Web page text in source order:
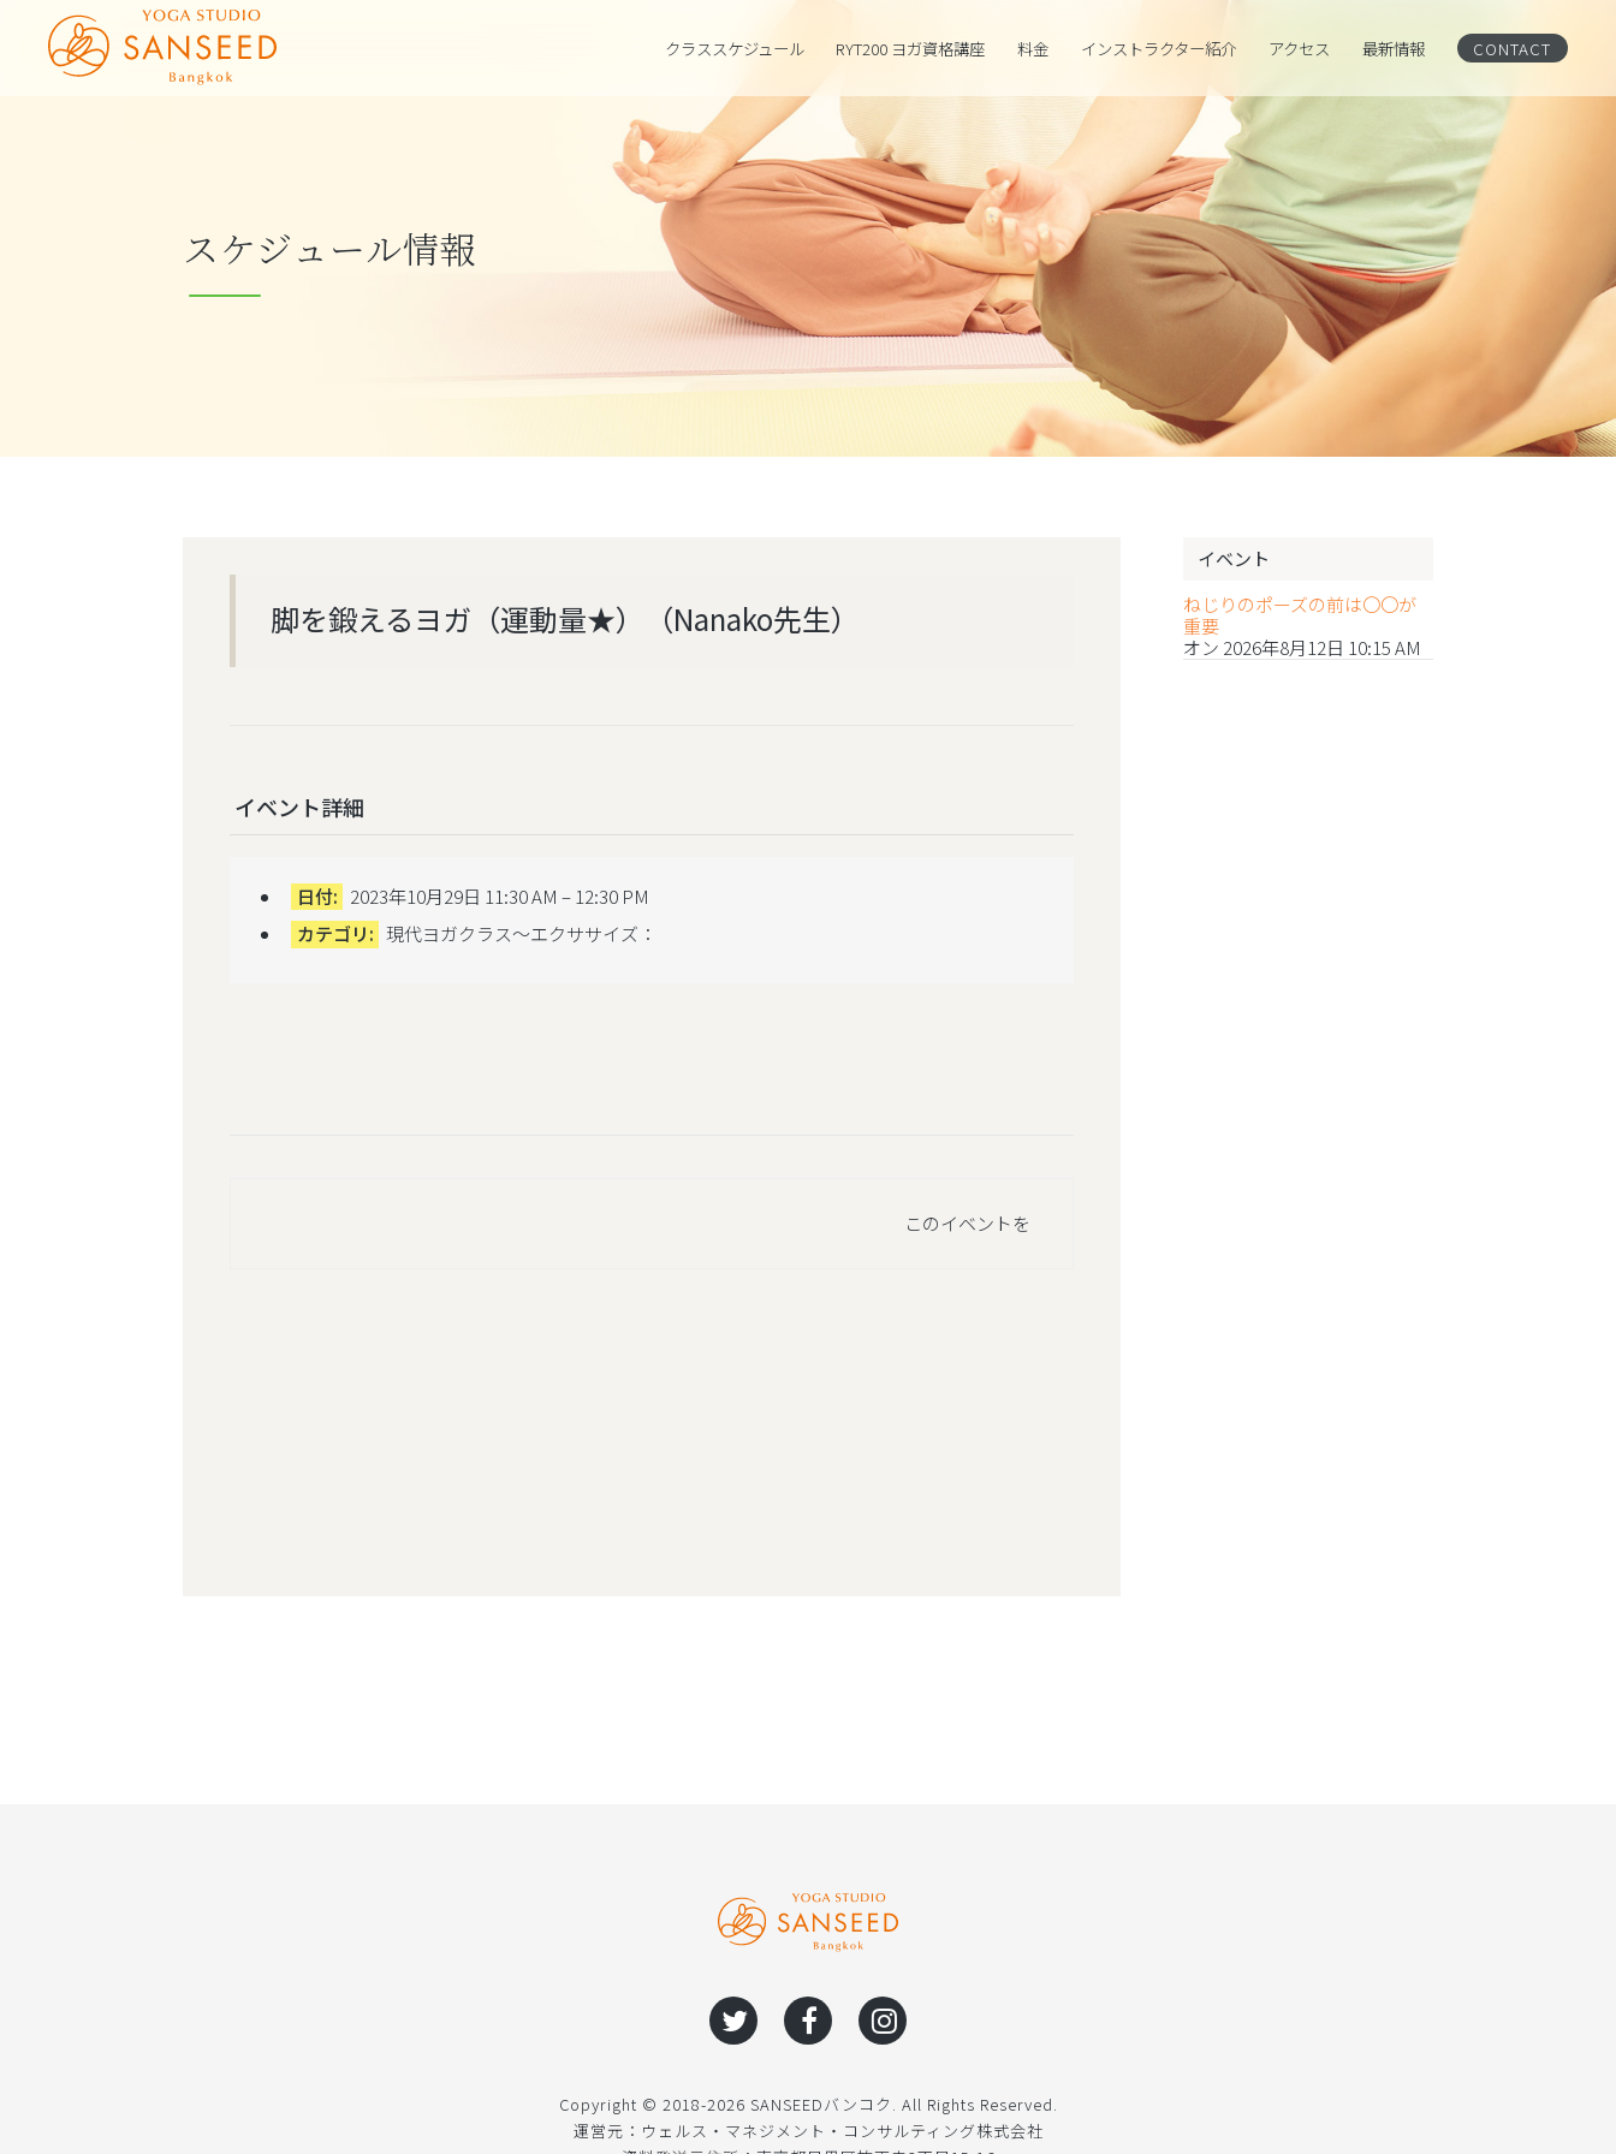
クラススケジュール RYT200 ヨガ資格講座 料金 インストラクター紹介 アクセス 最新情報 CONTACT
スケジュール情報
脚を鍛えるヨガ（運動量★）（Nanako先生）
イベント詳細
日付: 2023年10月29日 11:30 AM – 12:30 PM
カテゴリ: 現代ヨガクラス～エクササイズ：
このイベントを
イベント
ねじりのポーズの前は〇〇が
重要
オン 2026年8月12日 10:15 AM
Copyright © 2018-2026 SANSEEDバンコク. All Rights Reserved.
運営元：ウェルス・マネジメント・コンサルティング株式会社